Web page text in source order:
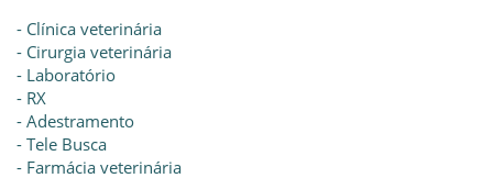
- Clínica veterinária
- Cirurgia veterinária
- Laboratório
- RX
- Adestramento
- Tele Busca
- Farmácia veterinária